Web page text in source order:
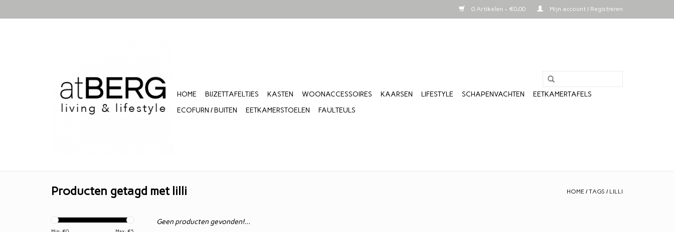
0 Artikelen - €0,00 Mijn account / Registreren
HOME BIJZETTAFELTJES KASTEN WOONACCESSOIRES KAARSEN LIFESTYLE SCHAPENVACHTEN
EETKAMERTAFELS
ECOFURN / BUITEN
EETKAMERSTOELEN FAULTEULS
Producten getagd met lilli HOME /TAGS / LILLI
Geen producten gevonden!...